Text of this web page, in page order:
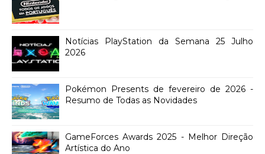
Notícias PlayStation da Semana 25 Julho
2026
Pokémon Presents de fevereiro de 2026 -
Resumo de Todas as Novidades
GameForces Awards 2025 - Melhor Direção
Artística do Ano